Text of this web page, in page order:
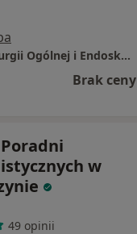
Specjalistyczny Gabinet Chirurgii Ogólnej i Endoskopii Diagnostyczno-Zabiegowej Dariusz Jurgielaniec
Brak ceny
Poradni
w
49 opinii